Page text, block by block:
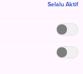
Selalu Aktif